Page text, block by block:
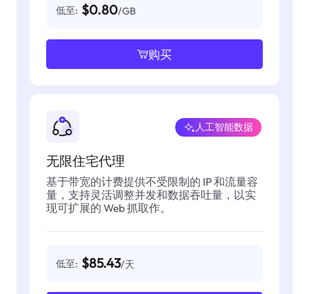
低至: $0.80/GB
购买
无限住宅代理
人工智能数据
基于带宽的计费提供不受限制的 IP 和流量容
量，支持灵活调整并发和数据吞吐量，以实
现可扩展的 Web 抓取作。
低至: $85.43/天